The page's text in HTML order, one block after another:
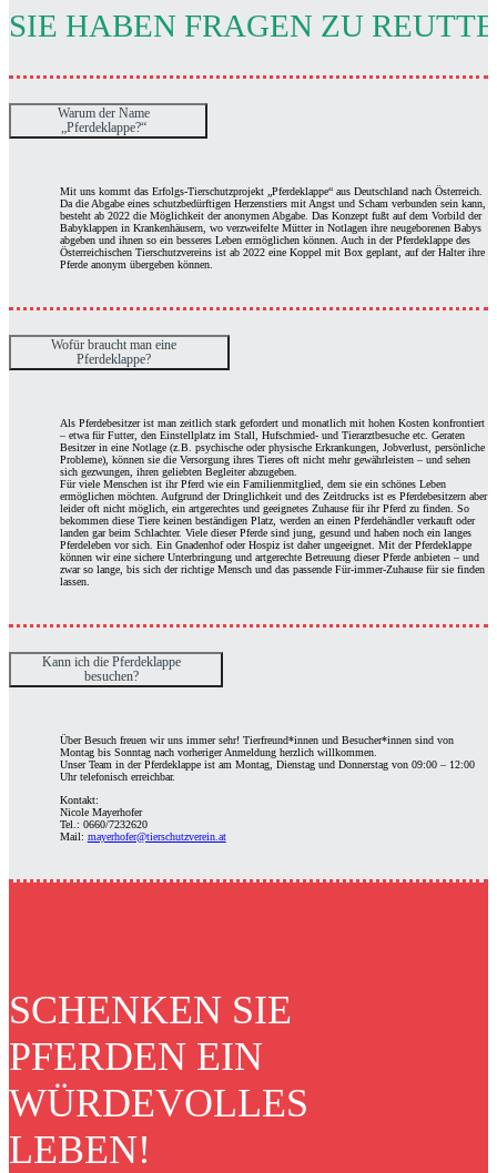
SIE HABEN FRAGEN ZU
Warum der Name
„Pferdeklappe?“
Mit uns kommt das Erfolgs-Tierschutzprojekt „Pferdeklappe“ aus Deutschland nach Österreich.
Da die Abgabe eines schutzbedürftigen Herzenstiers mit Angst und Scham verbunden sein kann,
besteht ab 2022 die Möglichkeit der anonymen Abgabe. Das Konzept fußt auf dem Vorbild der
Babyklappen in Krankenhäusern, wo verzweifelte Mütter in Notlagen ihre neugeborenen Babys
abgeben und ihnen so ein besseres Leben ermöglichen können. Auch in der Pferdeklappe des
Österreichischen Tierschutzvereins ist ab 2022 eine Koppel mit Box geplant, auf der Halter ihre
Pferde anonym übergeben können.
Wofür braucht man eine
Pferdeklappe?
Als Pferdebesitzer ist man zeitlich stark gefordert und monatlich mit hohen Kosten konfrontiert
– etwa für Futter, den Einstellplatz im Stall, Hufschmied- und Tierarztbesuche etc. Geraten
Besitzer in eine Notlage (z.B. psychische oder physische Erkrankungen, Jobverlust, persönliche
Probleme), können sie die Versorgung ihres Tieres oft nicht mehr gewährleisten – und sehen
sich gezwungen, ihren geliebten Begleiter abzugeben.
Für viele Menschen ist ihr Pferd wie ein Familienmitglied, dem sie ein schönes Leben
ermöglichen möchten. Aufgrund der Dringlichkeit und des Zeitdrucks ist es Pferdebesitzern aber
leider oft nicht möglich, ein artgerechtes und geeignetes Zuhause für ihr Pferd zu finden. So
bekommen diese Tiere keinen beständigen Platz, werden an einen Pferdehändler verkauft oder
landen gar beim Schlachter. Viele dieser Pferde sind jung, gesund und haben noch ein langes
Pferdeleben vor sich. Ein Gnadenhof oder Hospiz ist daher ungeeignet. Mit der Pferdeklappe
können wir eine sichere Unterbringung und artgerechte Betreuung dieser Pferde anbieten – und
zwar so lange, bis sich der richtige Mensch und das passende Für-immer-Zuhause für sie finden
lassen.
Kann ich die Pferdeklappe
besuchen?
Über Besuch freuen wir uns immer sehr! Tierfreund*innen und Besucher*innen sind von
Montag bis Sonntag nach vorheriger Anmeldung herzlich willkommen.
Unser Team in der Pferdeklappe ist am Montag, Dienstag und Donnerstag von 09:00 – 12:00
Uhr telefonisch erreichbar.
Kontakt:
Nicole Mayerhofer
Tel.: 0660/7232620
Mail: mayerhofer@tierschutzverein.at
SCHENKEN SIE
PFERDEN EIN
WÜRDEVOLLES
LEBEN!